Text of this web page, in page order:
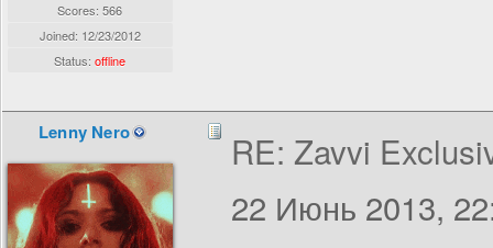
Scores: 566
Joined: 12/23/2012
Status:offline
Lenny Nero
RE: Zavvi
22 Июнь 2013,